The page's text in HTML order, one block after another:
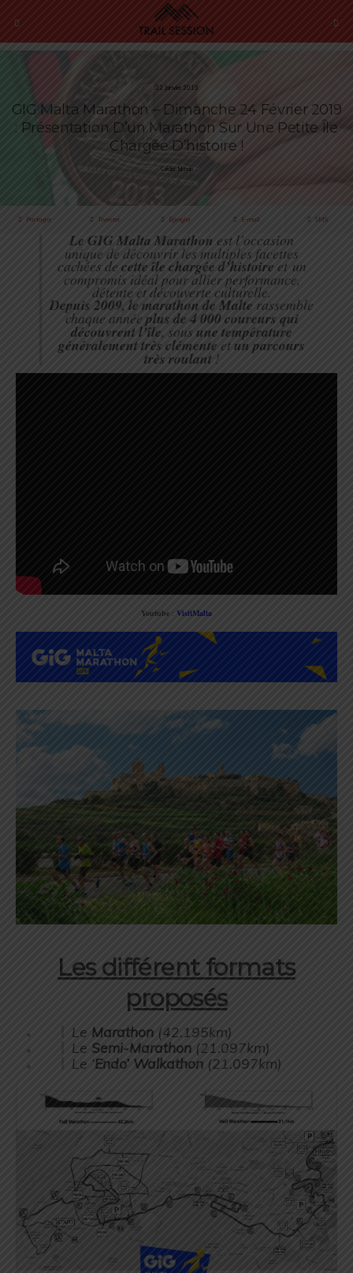
22 Janvier 2019
GIG Malta Marathon – Dimanche 24 Février 2019
: Présentation D’un Marathon Sur Une Petite Île
Chargée D’histoire !
Cédric Masip
Partager Tweeter Épingler E-mail SMS
Le GIG Malta Marathon est l’occasion
unique de découvrir les multiples facettes
cachées de cette île chargée d’histoire et un
compromis idéal pour allier performance,
détente et découverte culturelle.
Depuis 2009, le marathon de Malte rassemble
chaque annéeplus de 4 000 coureurs qui
découvrent l’île, sousune température
généralement très clémente et un parcours
très roulant!
Youtube : VisitMalta
Les différent formats
proposés
Le Marathon (42.195km)
Le Semi-Marathon (21.097km)
Le ‘Endo’ Walkathon (21.097km)